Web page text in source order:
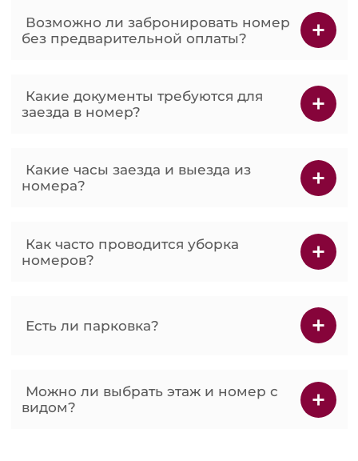
Возможно ли забронировать номер
без предварительной оплаты?
Какие документы требуются для
заезда в номер?
Какие часы заезда и выезда из
номера?
Как часто проводится уборка
номеров?
Есть ли парковка?
Можно ли выбрать этаж и номер с
видом?